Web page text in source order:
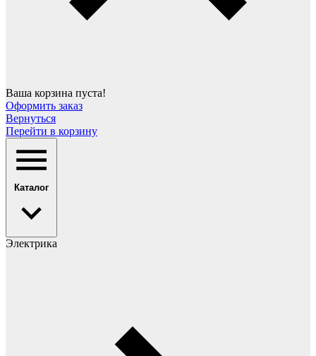
Ваша корзина пуста!
Оформить заказ
Вернуться
Перейти в корзину
Каталог
Электрика